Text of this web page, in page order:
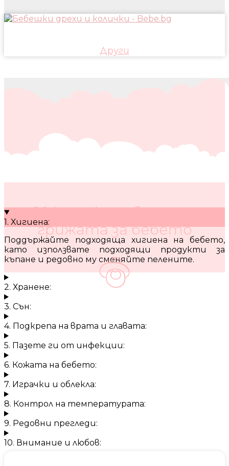
Други
10 кратки съвета за
грижата за бебето
1. Хигиена:
Поддържайте подходяща хигиена на бебето,
като използвате подходящи продукти за
къпане и редовно му сменяйте пелените.
2. Хранене:
3. Сън:
4. Подкрепа на врата и главата:
5. Пазете ги от инфекции:
6. Кожата на бебето:
7. Играчки и облекла:
8. Контрол на температурата:
9. Редовни прегледи:
10. Внимание и любов: